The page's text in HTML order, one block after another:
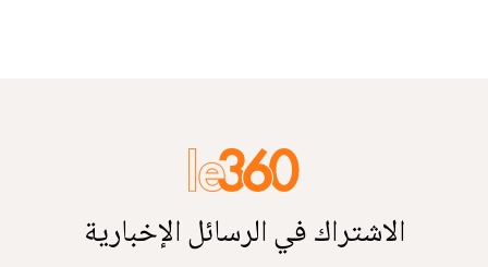
الاشتراك في الرسائل الإخبارية